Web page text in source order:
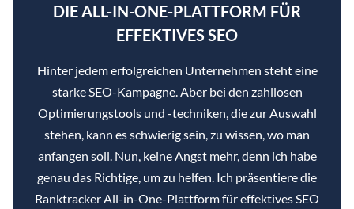
DIE ALL-IN-ONE-PLATTFORM FÜR
EFFEKTIVES SEO
Hinter jedem erfolgreichen Unternehmen steht eine
starke SEO-Kampagne. Aber bei den zahllosen
Optimierungstools und -techniken, die zur Auswahl
stehen, kann es schwierig sein, zu wissen, wo man
anfangen soll. Nun, keine Angst mehr, denn ich habe
genau das Richtige, um zu helfen. Ich präsentiere die
Ranktracker All-in-One-Plattform für effektives SEO